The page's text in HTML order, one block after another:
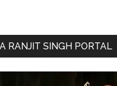
RANJIT SINGH PORTAL